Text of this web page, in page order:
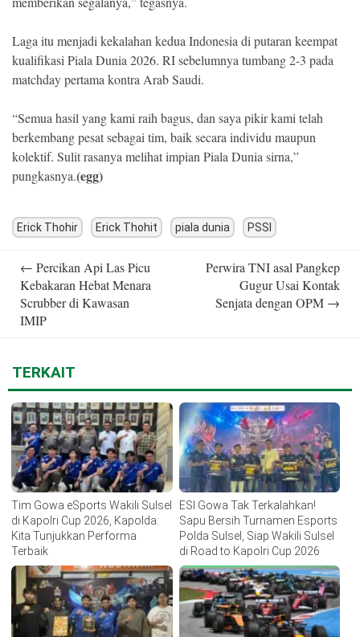
Laga itu menjadi kekalahan kedua Indonesia di putaran keempat
kualifikasi Piala Dunia 2026. RI sebelumnya tumbang 2-3 pada
matchday pertama kontra Arab Saudi.
“Semua hasil yang kami raih bagus, dan saya pikir kami telah
berkembang pesat sebagai tim, baik secara individu maupun
kolektif. Sulit rasanya melihat impian Piala Dunia sirna,”
pungkasnya.(egg)
Erick Thohir Erick Thohit piala dunia PSSI
navigation
← Percikan Api Las Picu
Kebakaran Hebat Menara
Scrubber di Kawasan
IMIP
Perwira TNI asal Pangkep
Gugur Usai Kontak
Senjata dengan OPM →
TERKAIT
Tim Gowa eSports Wakili Sulsel
di Kapolri Cup 2026, Kapolda:
Kita Tunjukkan Performa
Terbaik
ESI Gowa Tak Terkalahkan!
Sapu Bersih Turnamen Esports
Polda Sulsel, Siap Wakili Sulsel
di Road to Kapolri Cup 2026